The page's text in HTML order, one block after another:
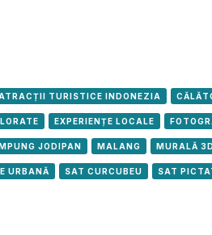
ATRACȚII TURISTICE INDONEZIA
EXPERIENȚE LOCALE
JODIPAN MALANG MURALĂ 3D
URBANĂ SAT CURCUBEU SAT